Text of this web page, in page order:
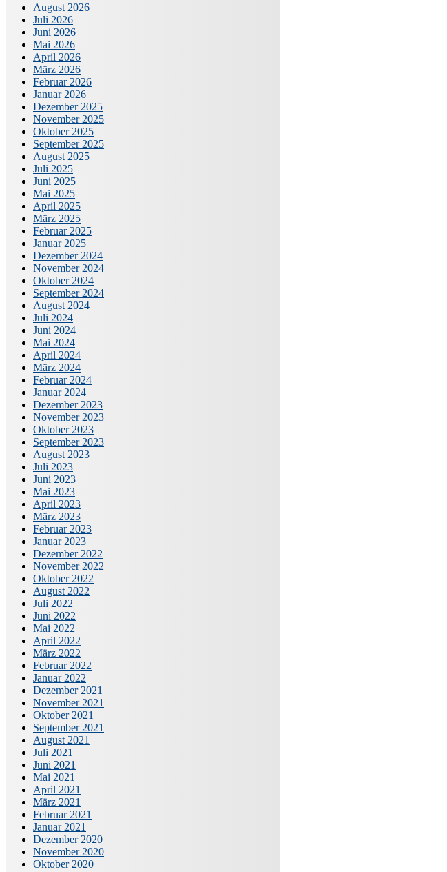
August 2026
Juli 2026
Juni 2026
Mai 2026
April 2026
März 2026
Februar 2026
Januar 2026
Dezember 2025
November 2025
Oktober 2025
September 2025
August 2025
Juli 2025
Juni 2025
Mai 2025
April 2025
März 2025
Februar 2025
Januar 2025
Dezember 2024
November 2024
Oktober 2024
September 2024
August 2024
Juli 2024
Juni 2024
Mai 2024
April 2024
März 2024
Februar 2024
Januar 2024
Dezember 2023
November 2023
Oktober 2023
September 2023
August 2023
Juli 2023
Juni 2023
Mai 2023
April 2023
März 2023
Februar 2023
Januar 2023
Dezember 2022
November 2022
Oktober 2022
August 2022
Juli 2022
Juni 2022
Mai 2022
April 2022
März 2022
Februar 2022
Januar 2022
Dezember 2021
November 2021
Oktober 2021
September 2021
August 2021
Juli 2021
Juni 2021
Mai 2021
April 2021
März 2021
Februar 2021
Januar 2021
Dezember 2020
November 2020
Oktober 2020